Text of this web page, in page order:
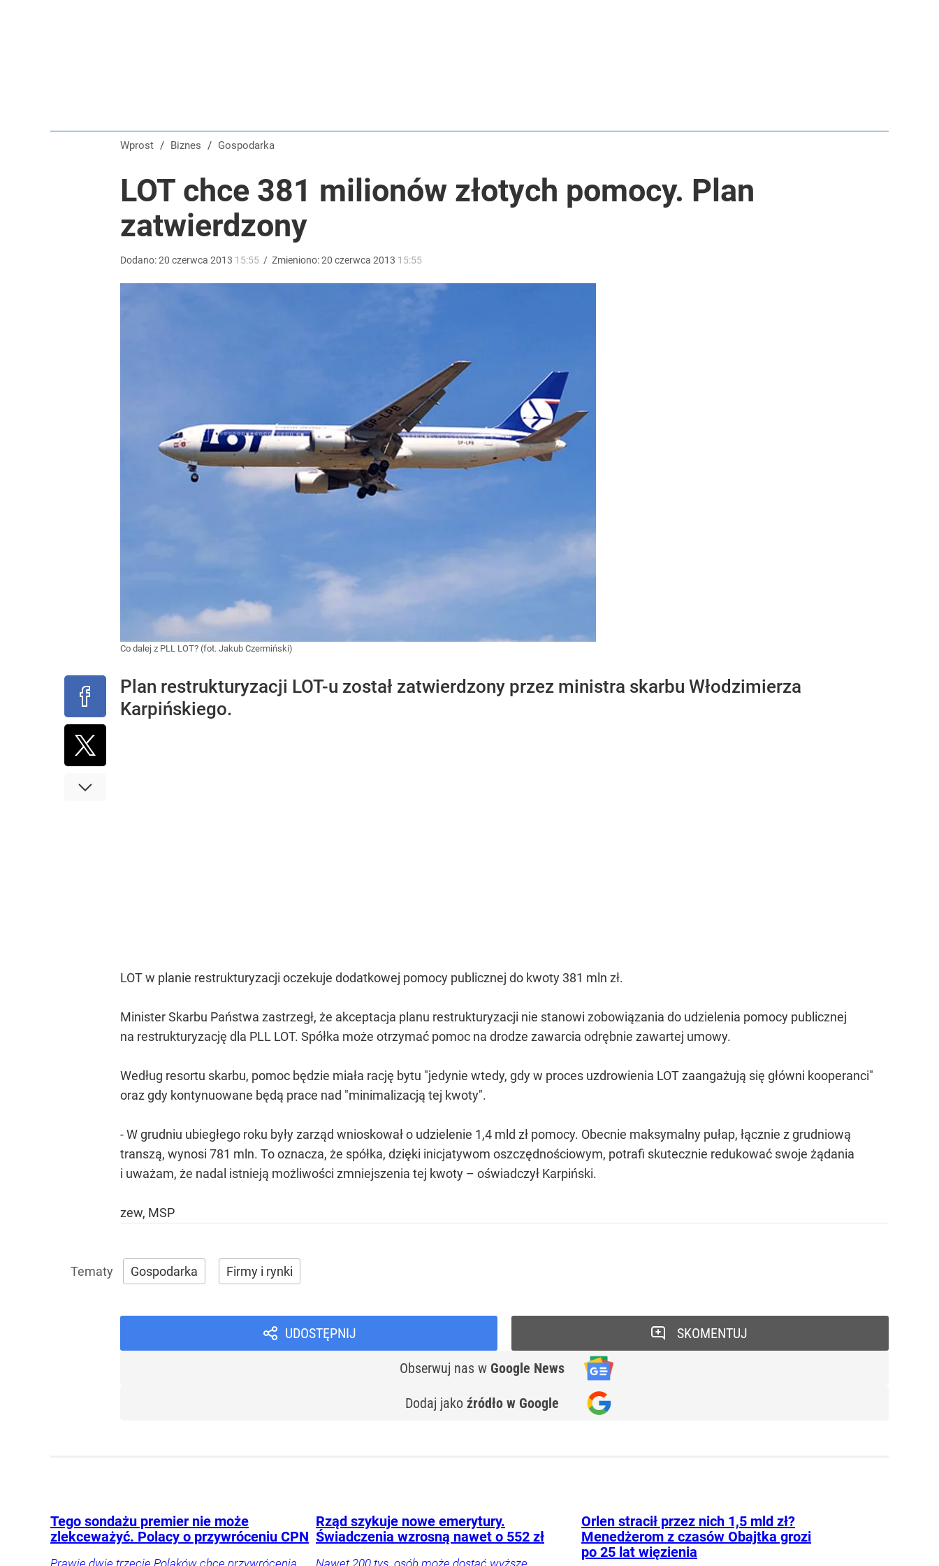
dodaj
Tajemnica paragonów grozy. Tak restauratorzy manipulują cenami nad morzem
Wprost / Biznes / Gospodarka
LOT chce 381 milionów złotych pomocy. Plan
zatwierdzony
Dodano:20 czerwca 2013 15:55 / Zmieniono:20 czerwca 2013 15:55
Co dalej z PLL LOT? (fot. Jakub Czermiński)
Plan restrukturyzacji LOT-u został zatwierdzony przez ministra skarbu Włodzimierza
Karpińskiego.
LOT w planie restrukturyzacji oczekuje dodatkowej pomocy publicznej do kwoty 381 mln zł.
Minister Skarbu Państwa zastrzegł, że akceptacja planu restrukturyzacji nie stanowi zobowiązania do udzielenia pomocy publicznej
na restrukturyzację dla PLL LOT. Spółka może otrzymać pomoc na drodze zawarcia odrębnie zawartej umowy.
Według resortu skarbu, pomoc będzie miała rację bytu "jedynie wtedy, gdy w proces uzdrowienia LOT zaangażują się główni kooperanci"
oraz gdy kontynuowane będą prace nad "minimalizacją tej kwoty".
- W grudniu ubiegłego roku były zarząd wnioskował o udzielenie 1,4 mld zł pomocy. Obecnie maksymalny pułap, łącznie z grudniową
transzą, wynosi 781 mln. To oznacza, że spółka, dzięki inicjatywom oszczędnościowym, potrafi skutecznie redukować swoje żądania
i uważam, że nadal istnieją możliwości zmniejszenia tej kwoty – oświadczył Karpiński.
zew, MSP
Gospodarka Firmy i rynki
UDOSTĘPNIJ
Obserwuj nas w Google News
Dodaj jako źródło w Google
SKOMENTUJ
Tego sondażu premier nie może
zlekceważyć. Polacy o przywróceniu CPN
Prawie dwie trzecie Polaków chce przywrócenia
Rząd szykuje nowe emerytury.
Świadczenia wzrosną nawet o 552 zł
Nawet 200 tys. osób może dostać wyższe
Orlen stracił przez nich 1,5 mld zł?
Menedżerom z czasów Obajtka grozi
po 25 lat więzienia